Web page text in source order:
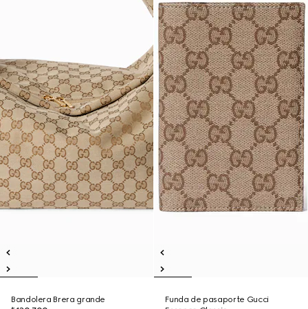
Bandolera Brera grande
Funda de pasaporte Gucci